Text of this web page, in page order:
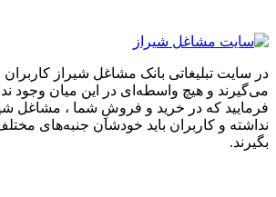
در سایت تبلیغاتی بانک مشاغل شیراز
می‌گیرند و هیچ واسطه‌ای در این میان وجود
فرمایید که در خرید و فروشِ شما ، مشاغل
نداشته و کاربران باید خودشان جنبه‌های
بگیرند.